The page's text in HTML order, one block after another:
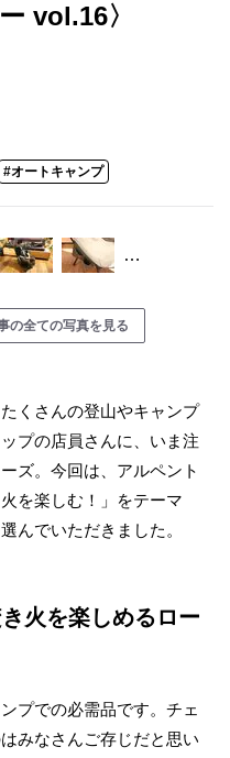
vol.16〉
#オートキャンプ
…
の全ての写真を見る
くさんの登山やキャンプ
プの店員さんに、いま注
ズ。今回は、アルペント
を楽しむ！」をテーマ
んでいただきました。
火を楽しめるロー
プでの必需品です。チェ
みなさんご存じだと思い